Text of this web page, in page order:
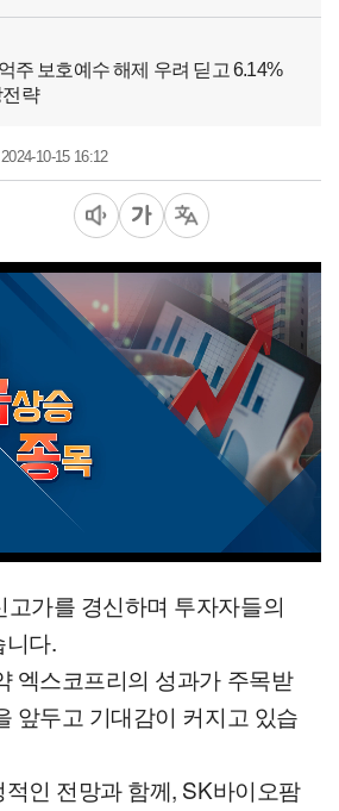
주 보호예수 해제 우려 딛고 6.14%
전략
2024-10-15 16:12
일반배속
가를 경신하며 투자자들의
니다.
엑스코프리의 성과가 주목받
앞두고 기대감이 커지고 있습
인 전망과 함께, SK바이오팜